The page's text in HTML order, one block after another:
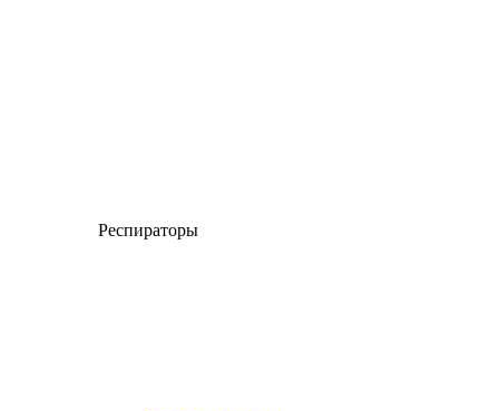
Респираторы